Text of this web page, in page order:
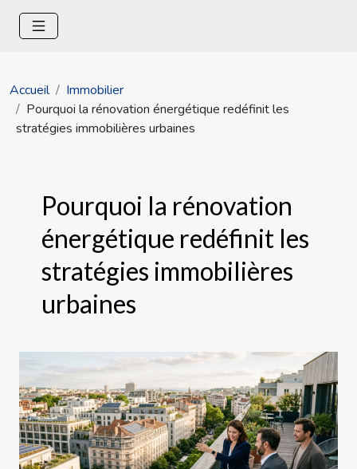
Accueil
Immobilier
Pourquoi la rénovation énergétique redéfinit les
stratégies immobilières urbaines
Pourquoi la rénovation
énergétique redéfinit les
stratégies immobilières
urbaines